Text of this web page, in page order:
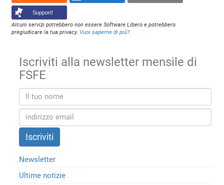
Support!
Alcuni servizi potrebbero non essere Software Libero e potrebbero
pregiudicare la tua privacy. Vuoi saperne di più?.
Iscriviti alla newsletter mensile di
FSFE
Newsletter
Ultime notizie